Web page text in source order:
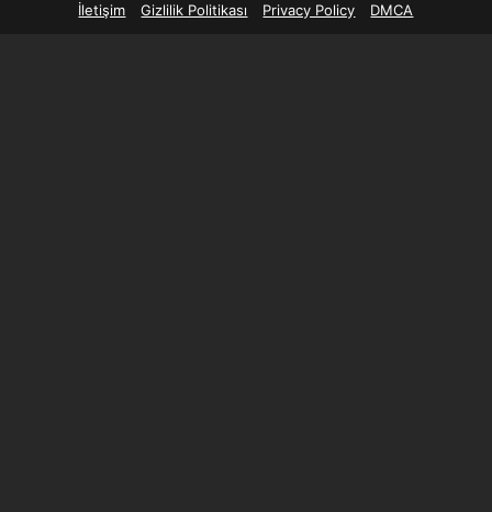
İletişim
Gizlilik Politikası Privacy Policy DMCA